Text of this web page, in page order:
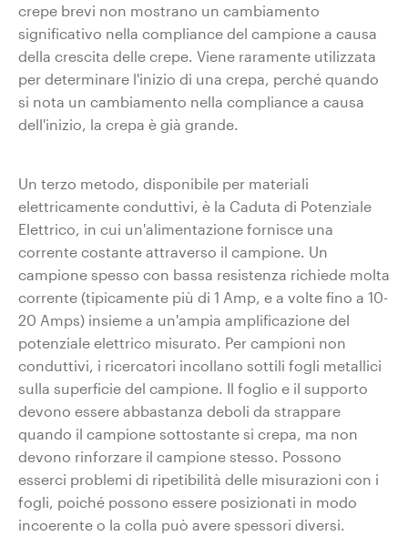
crepe brevi non mostrano un cambiamento
significativo nella compliance del campione a causa
della crescita delle crepe. Viene raramente utilizzata
per determinare l'inizio di una crepa, perché quando
si nota un cambiamento nella compliance a causa
dell'inizio, la crepa è già grande.
Un terzo metodo, disponibile per materiali
elettricamente conduttivi, è la Caduta di Potenziale
Elettrico, in cui un'alimentazione fornisce una
corrente costante attraverso il campione. Un
campione spesso con bassa resistenza richiede molta
corrente (tipicamente più di 1 Amp, e a volte fino a 10-
20 Amps) insieme a un'ampia amplificazione del
potenziale elettrico misurato. Per campioni non
conduttivi, i ricercatori incollano sottili fogli metallici
sulla superficie del campione. Il foglio e il supporto
devono essere abbastanza deboli da strappare
quando il campione sottostante si crepa, ma non
devono rinforzare il campione stesso. Possono
esserci problemi di ripetibilità delle misurazioni con i
fogli, poiché possono essere posizionati in modo
incoerente o la colla può avere spessori diversi.